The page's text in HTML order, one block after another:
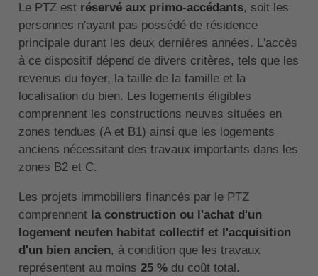
Le PTZ est réservé aux primo-accédants, soit les
personnes n'ayant pas possédé de résidence
principale durant les deux dernières années. L'accès
à ce dispositif dépend de divers critères, tels que les
revenus du foyer, la taille de la famille et la
localisation du bien. Les logements éligibles
comprennent les constructions neuves situées en
zones tendues (A et B1) ainsi que les logements
anciens nécessitant des travaux importants dans les
zones B2 et C.
Les projets immobiliers financés par le PTZ
comprennent la construction ou l'achat d'un
logement neufen habitat collectif et l'acquisition
d'un bien ancien, à condition que les travaux
représentent au moins 25 %du coût total.